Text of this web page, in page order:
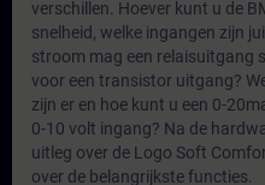
verschillen. Hoever kunt u de
snelheid, welke ingangen zijn
stroom mag een relaisuitgang
voor een transistor uitgang?
zijn er en hoe kunt u een 0-
0-10 volt ingang? Na de
uitleg over de Logo Soft
over de belangrijkste functies.